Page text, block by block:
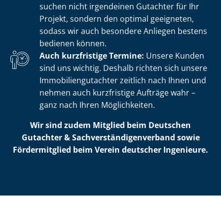
suchen nicht irgendeinen Gutachter für Ihr
Projekt, sondern den optimal geeigneten,
sodass wir auch besondere Anliegen bestens
bedienen können.
Auch kurzfristige Termine: Unsere Kunden
sind uns wichtig. Deshalb richten sich unsere
Im­mo­bi­li­en­gut­ach­ter zeitlich nach Ihnen und
nehmen auch kurzfristige Aufträge wahr –
ganz nach Ihren Möglichkeiten.
Wir sind zudem Mitglied beim Deutschen
Gutachter & Sach­ver­stän­di­gen­ver­band sowie
Fördermitglied beim Verein deutscher Ingenieure.